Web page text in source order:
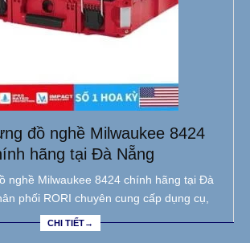
đồ nghề Milwaukee 8424
hãng tại Đà Nẵng
nghề Milwaukee 8424 chính hãng tại Đà
phối RORI chuyên cung cấp dụng cụ,
CHI TIẾT→